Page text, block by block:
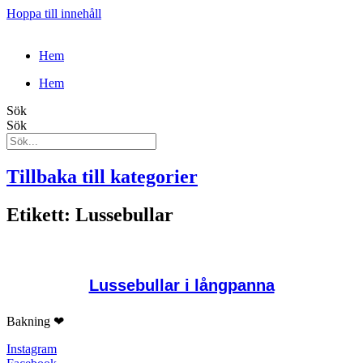
Hoppa till innehåll
Hem
Hem
Sök
Sök
Tillbaka till kategorier
Etikett: Lussebullar
Lussebullar i långpanna
Bakning ❤
Instagram